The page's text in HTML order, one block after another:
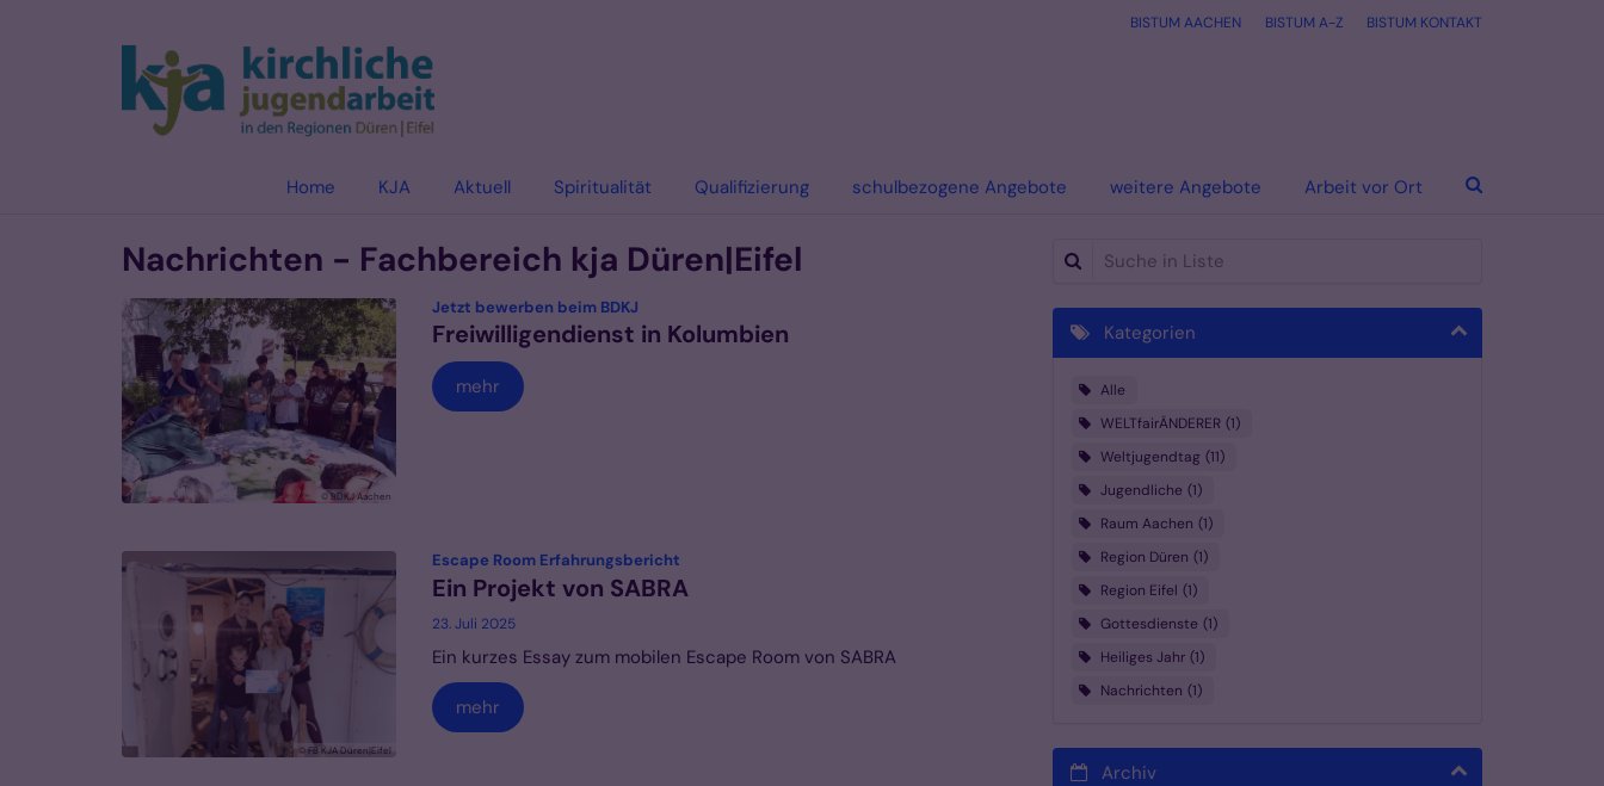
BISTUM AACHEN BISTUM A-Z BISTUM KONTAKT
Home KJA Aktuell Spiritualität Qualifizierung schulbezogene Angebote weitere Angebote Arbeit vor Ort
Nachrichten - Fachbereich kja Düren|Eifel
© BDKJ Aachen
Jetzt bewerben beim BDKJ
Freiwilligendienst in Kolumbien
mehr
© FB KJA Düren|Eifel
Escape Room Erfahrungsbericht
Ein Projekt von SABRA
23. Juli 2025
Ein kurzes Essay zum mobilen Escape Room von SABRA
mehr
Suche in Liste
Kategorien
Alle
WELTfairÄNDERER 1
Weltjugendtag 11
Jugendliche 1
Raum Aachen 1
Region Düren 1
Region Eifel 1
Gottesdienste 1
Heiliges Jahr 1
Nachrichten 1
Archiv